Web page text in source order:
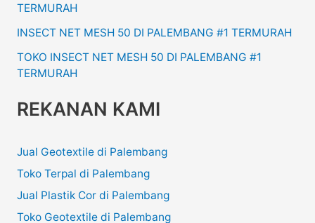
TERMURAH
INSECT NET MESH 50 DI PALEMBANG #1 TERMURAH
TOKO INSECT NET MESH 50 DI PALEMBANG #1
TERMURAH
REKANAN KAMI
Jual Geotextile di Palembang
Toko Terpal di Palembang
Jual Plastik Cor di Palembang
Toko Geotextile di Palembang